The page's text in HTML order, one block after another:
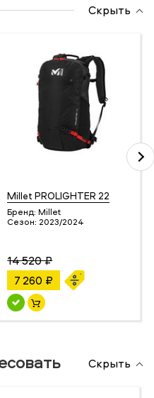
Скрыть
Millet PROLIGHTER 22
Бренд: Millet
Сезон: 2023/2024
14 520 ₽
7 260 ₽
Скрыть